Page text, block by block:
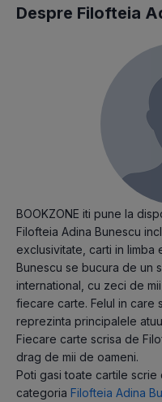
Despre Filofteia
BOOKZONE iti pune la
Filofteia Adina Bunescu
exclusivitate, carti in limba
Bunescu se bucura de un
international, cu zeci de
fiecare carte. Felul in care
reprezinta principalele
Fiecare carte scrisa de
drag de mii de oameni.
Poti gasi toate cartile scrie
categoria Filofteia Adina